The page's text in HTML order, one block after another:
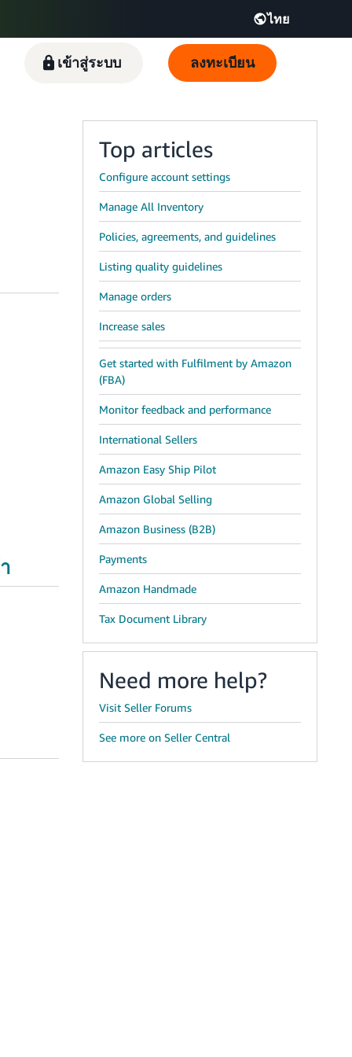
ไทย
Español - ES हिंदी - IN
한국어 - KR
เข้าสู่ระบบ ลงทะเบียน
Top articles
Configure account settings
Manage All Inventory
Policies, agreements, and guidelines
Listing quality guidelines
Manage orders
Increase sales
Get started with Fulfilment by Amazon
(FBA)
Monitor feedback and performance
International Sellers
Amazon Easy Ship Pilot
Amazon Global Selling
Amazon Business (B2B)
Payments
Amazon Handmade
Tax Document Library
Need more help?
Visit Seller Forums
See more on Seller Central